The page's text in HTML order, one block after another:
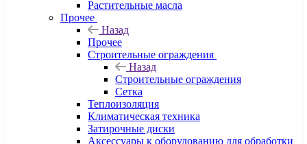
Растительные масла
Прочее
Назад
Прочее
Строительные ограждения
Назад
Строительные ограждения
Сетка
Теплоизоляция
Климатическая техника
Затирочные диски
Аксессуары к оборудованию для обработки